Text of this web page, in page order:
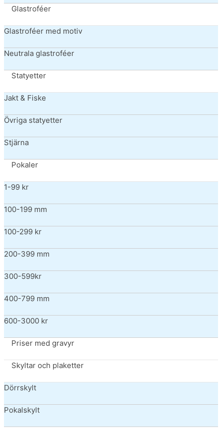
Glastroféer
Glastroféer med motiv
Neutrala glastroféer
Statyetter
Jakt & Fiske
Övriga statyetter
Stjärna
Pokaler
1-99 kr
100-199 mm
100-299 kr
200-399 mm
300-599kr
400-799 mm
600-3000 kr
Priser med gravyr
Skyltar och plaketter
Dörrskylt
Pokalskylt